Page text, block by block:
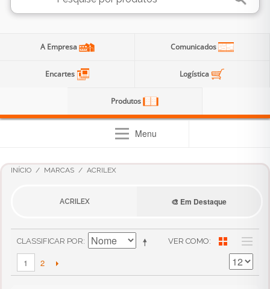
A Empresa Comunicados
Encartes Logística
Produtos
Menu
INÍCIO / MARCAS / ACRILEX
ACRILEX 🎨 Em Destaque
VER COMO
CLASSIFICAR POR
1 2